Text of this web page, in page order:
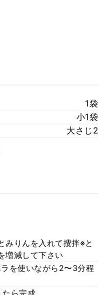
1袋
小1袋
大さじ2
みりんを入れて攪拌※と
増減して下さい
を使いながら2〜3分程